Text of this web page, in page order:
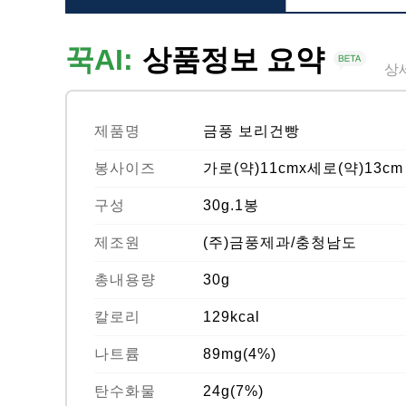
꾹AI: 상품정보 요약 상
제품명 금풍 보리건빵
봉사이즈 가로(약)11cmx세로(약)13cm
구성 30g.1봉
제조원 (주)금풍제과/충청남도
총내용량 30g
칼로리 129kcal
나트륨 89mg(4%)
탄수화물 24g(7%)